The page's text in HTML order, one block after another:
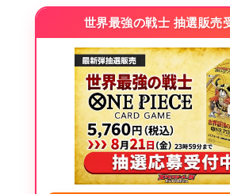
世界最強の戦士 抽選販売